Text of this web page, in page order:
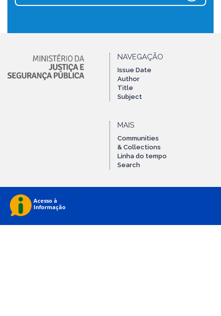
NAVEGAÇÃO
Issue Date
Author
Title
Subject
MAIS
Communities
& Collections
Linha do tempo
Search